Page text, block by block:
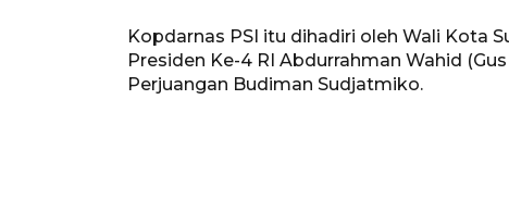
Kopdarnas PSI itu dihadiri oleh Wali Kota
Presiden Ke-4 RI Abdurrahman Wahid
Perjuangan Budiman Sudjatmiko.